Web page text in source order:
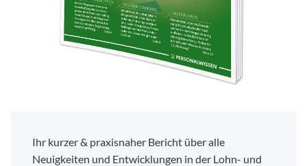
Ihr kurzer & praxisnaher Bericht über alle
Neuigkeiten und Entwicklungen in der Lohn- und